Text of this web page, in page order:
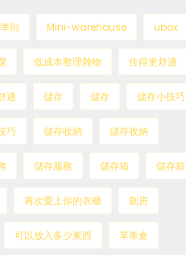
則 Mini-warehouse ubox
低成本整理雜物 住得更舒適
適 儲存 儲存 儲存小技巧
巧 儲存收納 儲存收納
儲存服務 儲存箱 儲存箱
再次愛上你的衣櫃 劏房
可以放入多少東西 單車倉